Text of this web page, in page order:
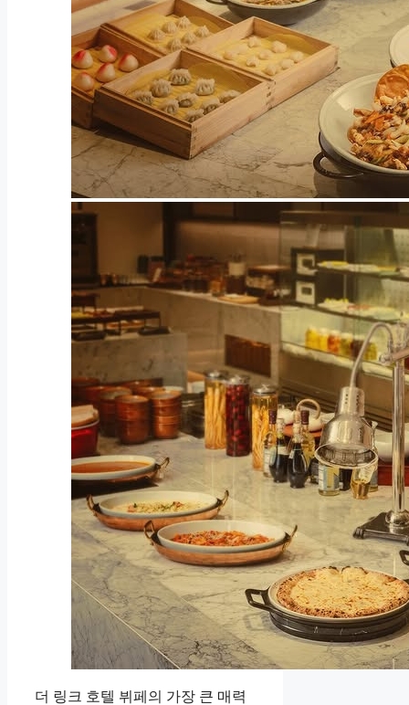
더 링크 호텔 뷔페의 가장 큰 매력